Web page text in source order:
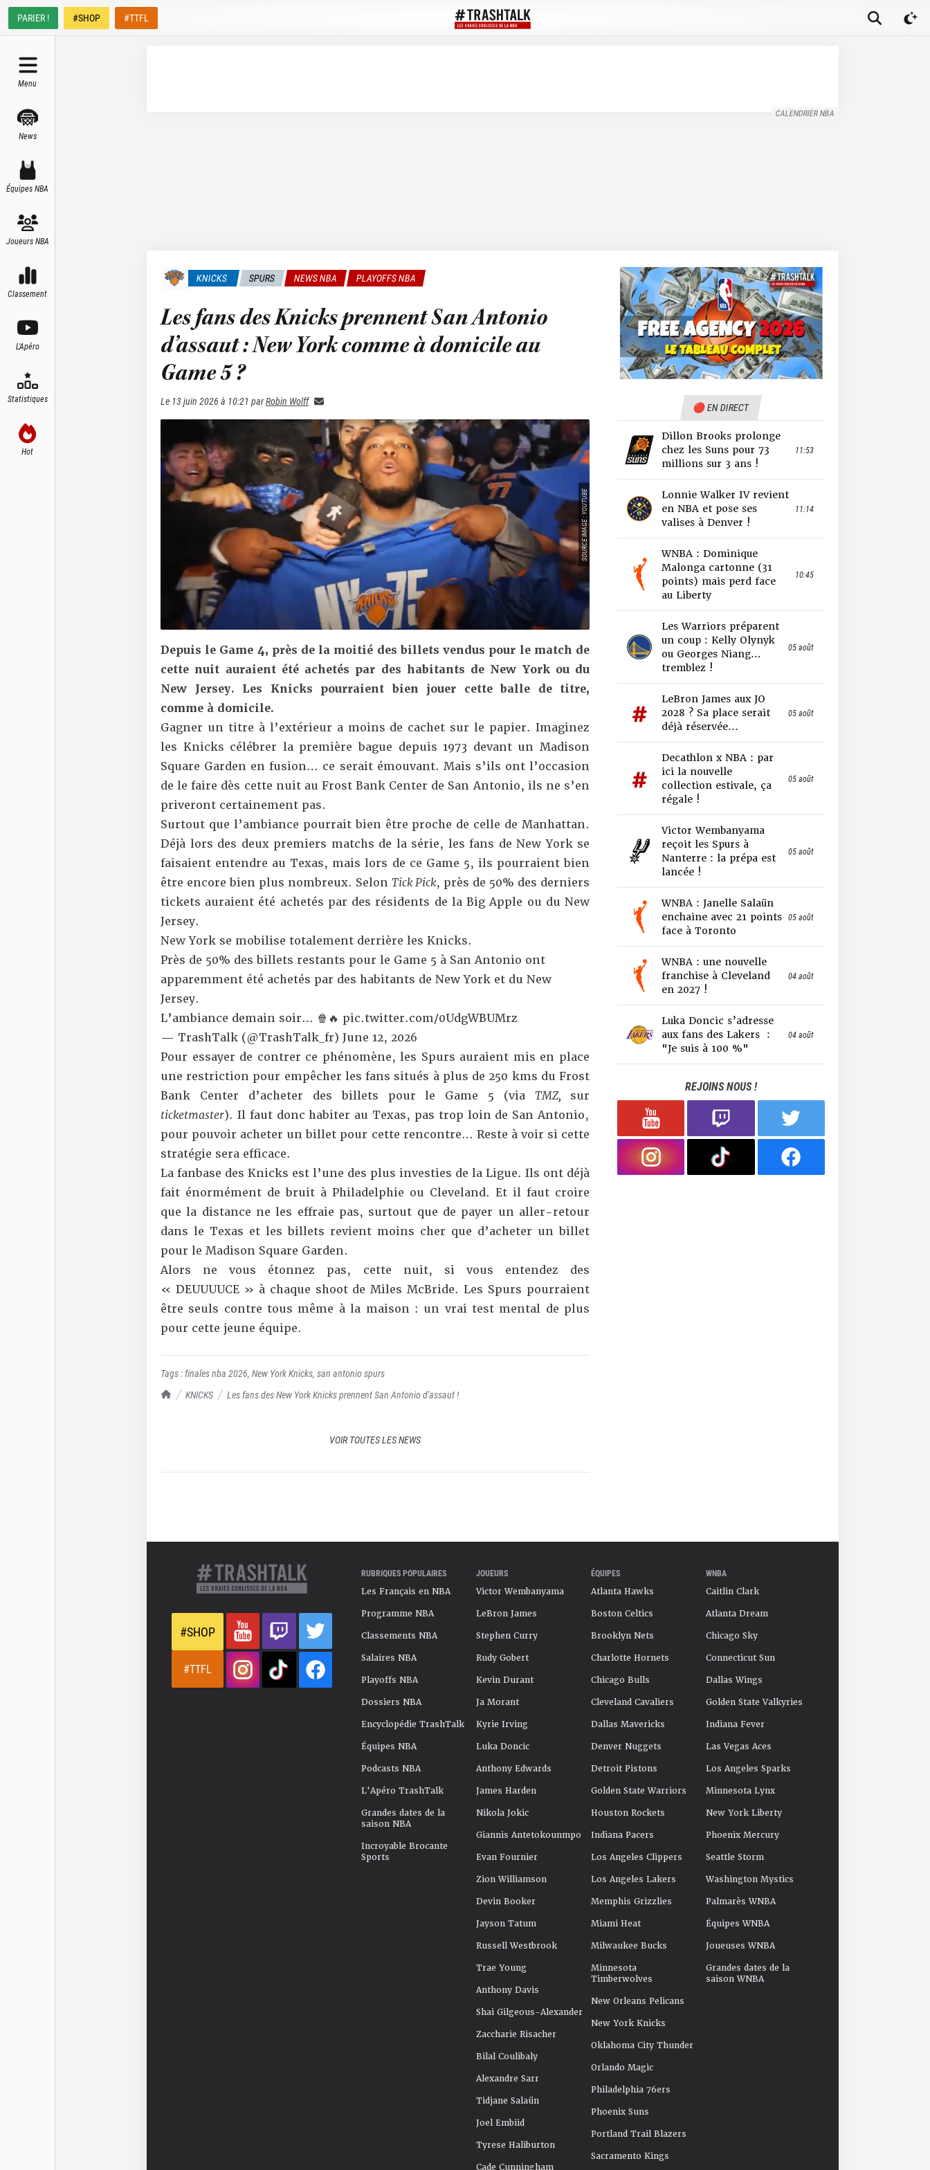
PARIER ! #SHOP #TTFL
Menu
News
Équipes NBA
Joueurs NBA
Classement
L'Apéro
Statistiques
Hot
CALENDRIER NBA
TrashTalk Actu NBA
KNICKS Les fans des New York Knicks prennent San Antonio d'assaut !
KNICKS SPURS NEWS NBA PLAYOFFS NBA
Les fans des Knicks prennent San Antonio
d’assaut : New York comme à domicile au
Game 5 ?
Le 13 juin 2026 à 10:21 parRobin Wolff
SOURCE IMAGE : YOUTUBE
Depuis le Game 4, près de la moitié des billets vendus pour le match de
cette nuit auraient été achetés par des habitants de New York ou du
New Jersey. Les Knicks pourraient bien jouer cette balle de titre,
comme à domicile.
Gagner un titre à l’extérieur a moins de cachet sur le papier. Imaginez
les Knicks célébrer la première bague depuis 1973 devant un Madison
Square Garden en fusion… ce serait émouvant. Mais s’ils ont l’occasion
de le faire dès cette nuit au Frost Bank Center de San Antonio, ils ne s’en
priveront certainement pas.
Surtout que l’ambiance pourrait bien être proche de celle de Manhattan.
Déjà lors des deux premiers matchs de la série, les fans de New York se
faisaient entendre au Texas, mais lors de ce Game 5, ils pourraient bien
être encore bien plus nombreux. Selon Tick Pick, près de 50% des derniers
tickets auraient été achetés par des résidents de la Big Apple ou du New
Jersey.
New York se mobilise totalement derrière les Knicks.
Près de 50% des billets restants pour le Game 5 à San Antonio ont
apparemment été achetés par des habitants de New York et du New
Jersey.
L’ambiance demain soir… 🍿🔥 pic.twitter.com/0UdgWBUMrz
— TrashTalk (@TrashTalk_fr) June 12, 2026
Pour essayer de contrer ce phénomène, les Spurs auraient mis en place
une restriction pour empêcher les fans situés à plus de 250 kms du Frost
Bank Center d’acheter des billets pour le Game 5 (viaTMZ, sur
ticketmaster). Il faut donc habiter au Texas, pas trop loin de San Antonio,
pour pouvoir acheter un billet pour cette rencontre… Reste à voir si cette
stratégie sera efficace.
La fanbase des Knicks est l’une des plus investies de la Ligue. Ils ont déjà
fait énormément de bruit à Philadelphie ou Cleveland. Et il faut croire
que la distance ne les effraie pas, surtout que de payer un aller-retour
dans le Texas et les billets revient moins cher que d’acheter un billet
pour le Madison Square Garden.
Alors ne vous étonnez pas, cette nuit, si vous entendez des
« DEUUUUCE » à chaque shoot de Miles McBride. Les Spurs pourraient
être seuls contre tous même à la maison : un vrai test mental de plus
pour cette jeune équipe.
Tags : finales nba 2026, New York Knicks, san antonio spurs
VOIR TOUTES LES NEWS
🔴 EN DIRECT
Dillon Brooks prolonge
chez les Suns pour 73
millions sur 3 ans !
11:53
Lonnie Walker IV revient
en NBA et pose ses
valises à Denver !
11:14
WNBA : Dominique
Malonga cartonne (31
points) mais perd face
au Liberty
10:45
Les Warriors préparent
un coup : Kelly Olynyk
ou Georges Niang…
tremblez !
05 août
LeBron James aux JO
2028 ? Sa place serait
déjà réservée...
05 août
Decathlon x NBA : par
ici la nouvelle
collection estivale, ça
régale !
05 août
Victor Wembanyama
reçoit les Spurs à
Nanterre : la prépa est
lancée !
05 août
WNBA : Janelle Salaün
enchaine avec 21 points
face à Toronto
05 août
WNBA : une nouvelle
franchise à Cleveland
en 2027 !
04 août
Luka Doncic s’adresse
aux fans des Lakers :
"Je suis à 100 %"
04 août
REJOINS NOUS !
#SHOP
#TTFL
RUBRIQUES POPULAIRES
Les Français en NBA
Programme NBA
Classements NBA
Salaires NBA
Playoffs NBA
Dossiers NBA
Encyclopédie TrashTalk
Équipes NBA
Podcasts NBA
L'Apéro TrashTalk
Grandes dates de la
saison NBA
Incroyable Brocante
Sports
JOUEURS
Victor Wembanyama
LeBron James
Stephen Curry
Rudy Gobert
Kevin Durant
Ja Morant
Kyrie Irving
Luka Doncic
Anthony Edwards
James Harden
Nikola Jokic
Giannis Antetokounmpo
Evan Fournier
Zion Williamson
Devin Booker
Jayson Tatum
Russell Westbrook
Trae Young
Anthony Davis
Shai Gilgeous-Alexander
Zaccharie Risacher
Bilal Coulibaly
Alexandre Sarr
Tidjane Salaün
Joel Embiid
Tyrese Haliburton
Cade Cunningham
ÉQUIPES
Atlanta Hawks
Boston Celtics
Brooklyn Nets
Charlotte Hornets
Chicago Bulls
Cleveland Cavaliers
Dallas Mavericks
Denver Nuggets
Detroit Pistons
Golden State Warriors
Houston Rockets
Indiana Pacers
Los Angeles Clippers
Los Angeles Lakers
Memphis Grizzlies
Miami Heat
Milwaukee Bucks
Minnesota
Timberwolves
New Orleans Pelicans
New York Knicks
Oklahoma City Thunder
Orlando Magic
Philadelphia 76ers
Phoenix Suns
Portland Trail Blazers
Sacramento Kings
WNBA
Caitlin Clark
Atlanta Dream
Chicago Sky
Connecticut Sun
Dallas Wings
Golden State Valkyries
Indiana Fever
Las Vegas Aces
Los Angeles Sparks
Minnesota Lynx
New York Liberty
Phoenix Mercury
Seattle Storm
Washington Mystics
Palmarès WNBA
Équipes WNBA
Joueuses WNBA
Grandes dates de la
saison WNBA